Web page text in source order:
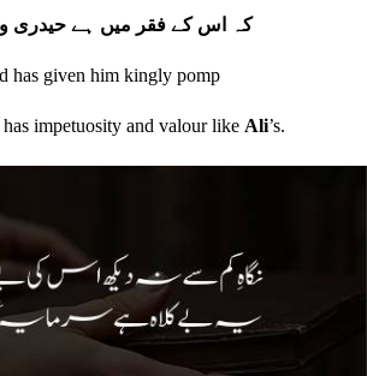
کہ اس کے فقر میں ہے حیدری
has given him kingly pomp
impetuosity and valour like Ali’s.